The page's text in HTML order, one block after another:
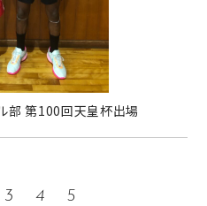
部 第100回天皇杯出場
3 4 5